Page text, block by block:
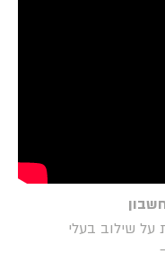
על שילוב בעלי